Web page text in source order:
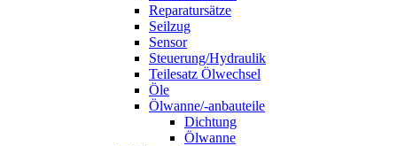
Reparatursätze
Seilzug
Sensor
Steuerung/Hydraulik
Teilesatz Ölwechsel
Öle
Ölwanne/-anbauteile
Dichtung
Ölwanne